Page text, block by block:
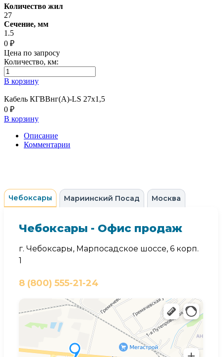
Количество жил
27
Сечение, мм
1.5
0 ₽
Цена по запросу
Количество, км:
В корзину
Кабель КГВВнг(А)-LS 27х1,5
0 ₽
В корзину
Описание
Комментарии
Чебоксары Мариинский Посад Москва
Чебоксары - Офис продаж
г. Чебоксары, Марпосадское шоссе, 6 корп.
1
8 (800) 555-21-24